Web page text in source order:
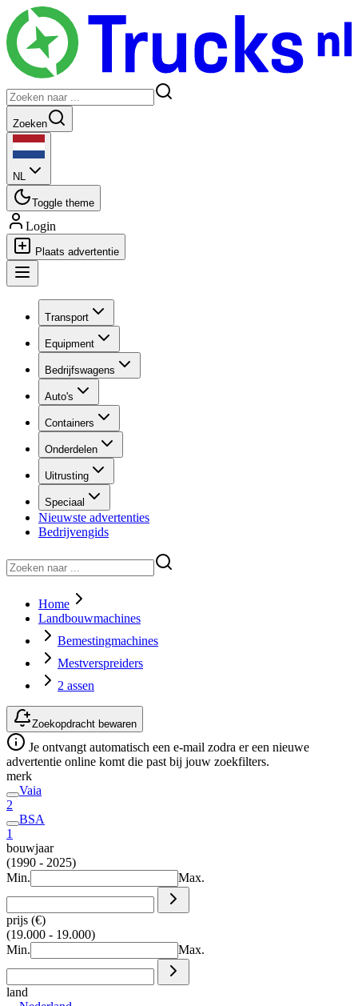
Zoeken
NL
Toggle theme
Login
Plaats advertentie
Transport
Equipment
Bedrijfswagens
Auto's
Containers
Onderdelen
Uitrusting
Speciaal
Nieuwste advertenties
Bedrijvengids
Home
Landbouwmachines
Bemestingmachines
Mestverspreiders
2 assen
Zoekopdracht bewaren
Je ontvangt automatisch een e-mail zodra er een nieuwe
advertentie online komt die past bij jouw zoekfilters.
merk
Vaia
2
BSA
1
bouwjaar
(1990 - 2025)
Min.
Max.
prijs (€)
(19.000 - 19.000)
Min.
Max.
land